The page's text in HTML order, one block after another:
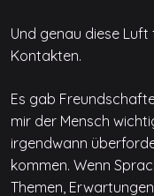
Und genau diese
Kontakten.
Es gab
mir der Mensch
irgendwann
kommen. Wenn
Themen,